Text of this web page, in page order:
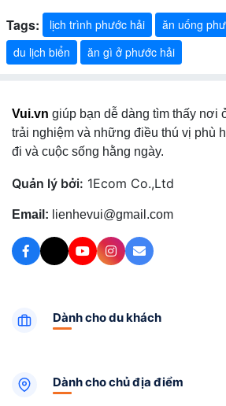
Tags:
lịch trình phước hải ăn uống
du lịch biển
ăn gì ở phước hải
Vui.vn giúp bạn dễ dàng tìm thấy nơi
trải nghiệm và những điều thú vị phù
đi và cuộc sống hằng ngày.
Quản lý bởi: 1Ecom Co.,Ltd
Email: lienhevui@gmail.com
Dành cho du khách
Dành cho chủ địa điểm